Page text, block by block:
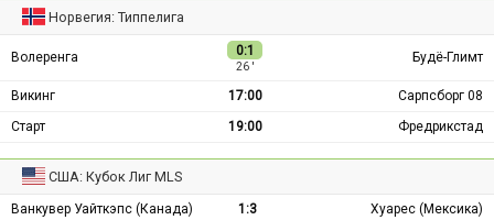
Норвегия: Типпелига
Волеренга 0:1
26 ′
Будё-Глимт
Викинг 17:00
Сарпсборг 08
Старт
19:00 Фредрикстад
США: Кубок Лиг MLS
Ванкувер Уайткэпс (Канада) 1:3
Хуарес (Мексика)